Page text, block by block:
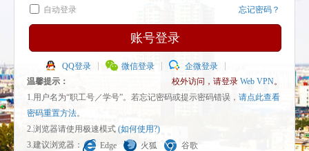
自动登录 忘记密码？
账号登录
QQ登录 微信登录
企微登录
温馨提示：
校外访问，请登录 Web VPN。
1.用户名为“职工号／学号”。若忘记密码或提示密码错误， 请点此查看
密码重置方法。
2.浏览器请使用极速模式 (如何使用?)
3.建议浏览器：
Edge 火狐
谷歌